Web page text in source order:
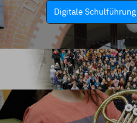
Digitale